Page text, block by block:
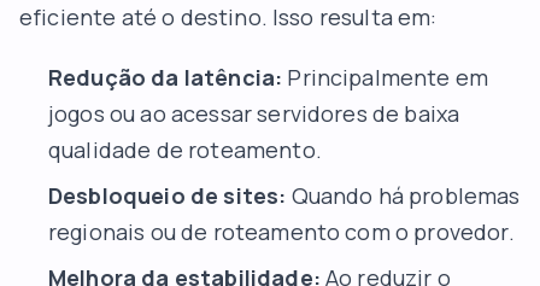
eficiente até o destino. Isso resulta em:
Redução da latência: Principalmente em
jogos ou ao acessar servidores de baixa
qualidade de roteamento.
Desbloqueio de sites: Quando há problemas
regionais ou de roteamento com o provedor.
Melhora da estabilidade: Ao reduzir o